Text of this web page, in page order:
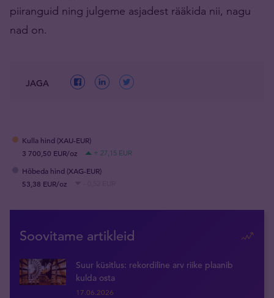
piiranguid ning julgeme asjadest rääkida nii, nagu
nad on.
JAGA
Kulla hind (XAU-EUR)
3 700,50 EUR/oz
+ 27,15 EUR
Hõbeda hind (XAG-EUR)
53,38 EUR/oz
Soovitame artikleid
Suur küsitlus: rekordiline arv riike plaanib
kulda osta
17.06.2026